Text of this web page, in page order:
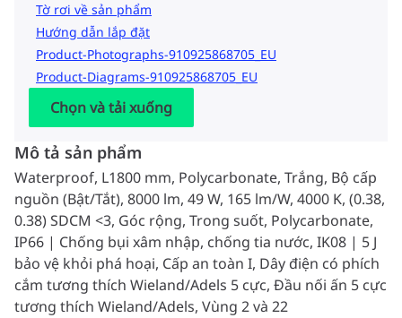
Tờ rơi về sản phẩm
Hướng dẫn lắp đặt
Product-Photographs-910925868705_EU
Product-Diagrams-910925868705_EU
Chọn và tải xuống
Mô tả sản phẩm
Waterproof, L1800 mm, Polycarbonate, Trắng, Bộ cấp
nguồn (Bật/Tắt), 8000 lm, 49 W, 165 lm/W, 4000 K, (0.38,
0.38) SDCM <3, Góc rộng, Trong suốt, Polycarbonate,
IP66 | Chống bụi xâm nhập, chống tia nước, IK08 | 5 J
bảo vệ khỏi phá hoại, Cấp an toàn I, Dây điện có phích
cắm tương thích Wieland/Adels 5 cực, Đầu nối ấn 5 cực
tương thích Wieland/Adels, Vùng 2 và 22